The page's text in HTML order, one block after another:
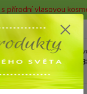
přírodní vlasovou
Nevíte si rady?
+420 606 912
9-18:00 hod.